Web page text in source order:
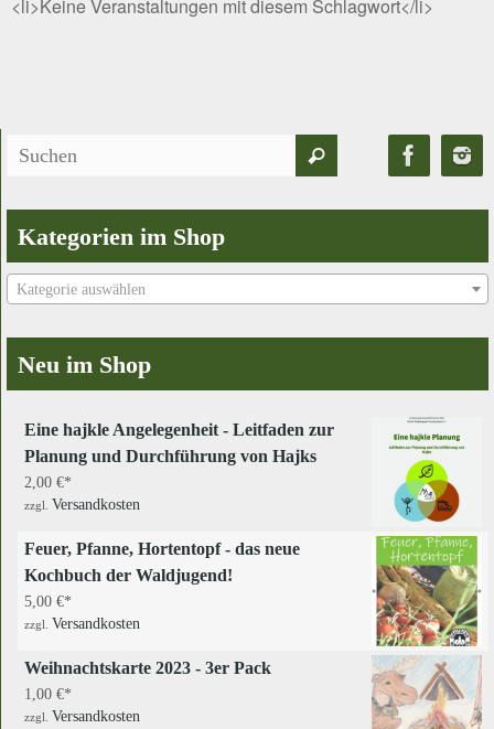
<li>Keine Veranstaltungen mit diesem Schlagwort</li>
Suchen
Kategorien im Shop
Kategorie auswählen
Neu im Shop
Eine hajkle Angelegenheit - Leitfaden zur
Planung und Durchführung von Hajks
2,00 €
zzgl. Versandkosten
Feuer, Pfanne, Hortentopf - das neue
Kochbuch der Waldjugend!
5,00 €
zzgl. Versandkosten
Weihnachtskarte 2023 - 3er Pack
1,00 €
zzgl. Versandkosten